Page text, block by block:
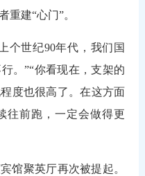
重建“心门”。
个世纪90年代，我们国
。”“你看现在，支架的
度也很高了。在这方面
往前跑，一定会做得更
馆聚英厅再次被提起。